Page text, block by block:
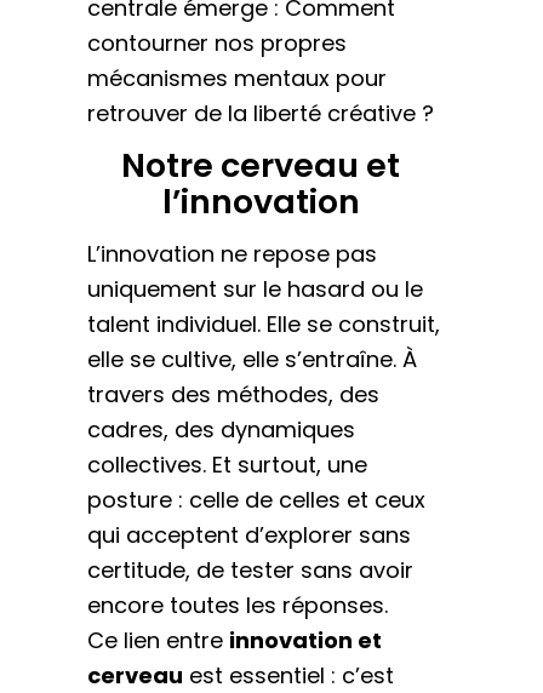
centrale émerge : Comment
contourner nos propres
mécanismes mentaux pour
retrouver de la liberté créative ?
Notre cerveau et
l’innovation
L’innovation ne repose pas
uniquement sur le hasard ou le
talent individuel. Elle se construit,
elle se cultive, elle s’entraîne. À
travers des méthodes, des
cadres, des dynamiques
collectives. Et surtout, une
posture : celle de celles et ceux
qui acceptent d’explorer sans
certitude, de tester sans avoir
encore toutes les réponses.
Ce lien entre innovation et
cerveau est essentiel : c’est